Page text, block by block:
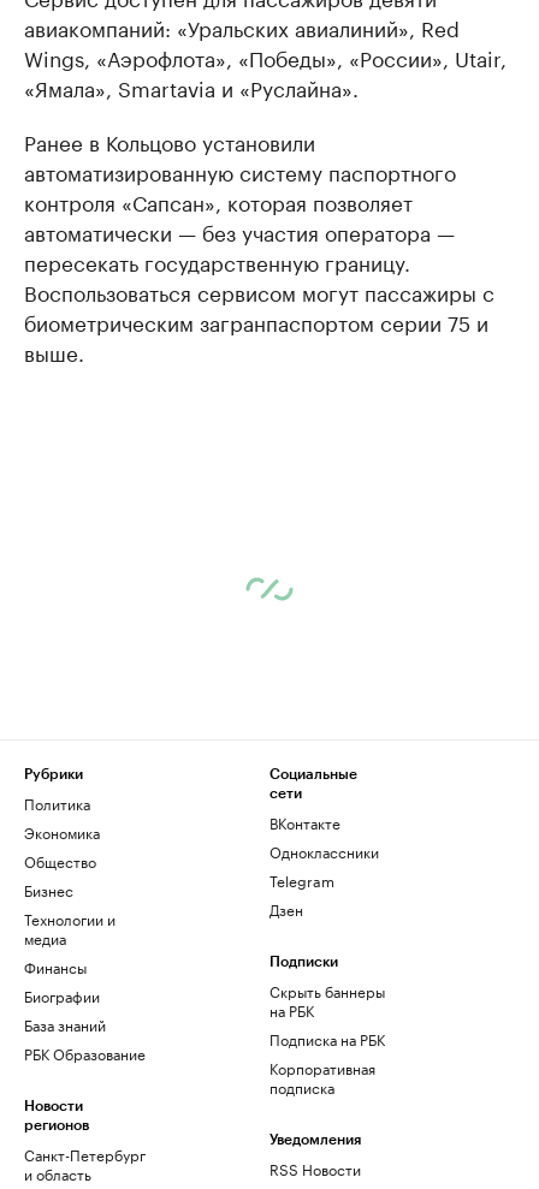
авиакомпаний: «Уральских авиалиний», Red
Wings, «Аэрофлота», «Победы», «России», Utair,
«Ямала», Smartavia и «Руслайна».
Ранее в Кольцово установили
автоматизированную систему паспортного
контроля «Сапсан», которая позволяет
автоматически — без участия оператора —
пересекать государственную границу.
Воспользоваться сервисом могут пассажиры с
биометрическим загранпаспортом серии 75 и
выше.
Рубрики
Политика
Экономика
Общество
Бизнес
Технологии и
медиа
Финансы
Биографии
База знаний
РБК Образование
Новости
регионов
Санкт-Петербург
и область
Социальные
сети
ВКонтакте
Одноклассники
Telegram
Дзен
Подписки
Скрыть баннеры
на РБК
Подписка на РБК
Корпоративная
подписка
Уведомления
RSS Новости